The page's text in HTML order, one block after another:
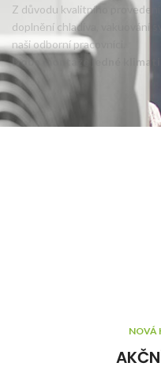
Z důvodu kvalitního
doplnění chladiva, vakuování
naši odborní pracovníci.
Doba montáže jedné
NOVÁ